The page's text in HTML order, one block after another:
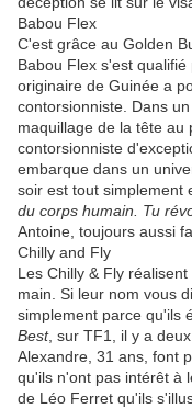
Babou Flex
C'est grâce au Golden
Babou Flex s'est
originaire de Guinée a
contorsionniste. Dans
maquillage de la tête au
contorsionniste
embarque dans un
soir est tout simplement
du corps humain. Tu
Antoine, toujours aussi
Chilly and Fly
Les Chilly & Fly
main. Si leur nom vous
simplement parce qu'ils
Best, sur TF1, il y a
Alexandre, 31 ans, font
qu'ils n'ont pas intérêt à
de Léo Ferret qu'ils